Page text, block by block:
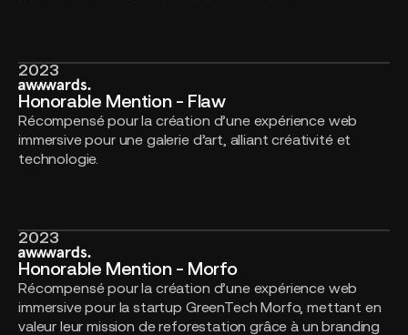
2023
Honorable Mention - Flaw
Récompensé pour la création d’une expérience web
immersive pour une galerie d’art, alliant créativité et
technologie.
Honorable
Mention
-
Flaw
2023
Honorable Mention - Morfo
Récompensé pour la création d’une expérience web
immersive pour la startup GreenTech Morfo, mettant en
valeur leur mission de reforestation grâce à un branding
Honorable
Mention
-
Morfo